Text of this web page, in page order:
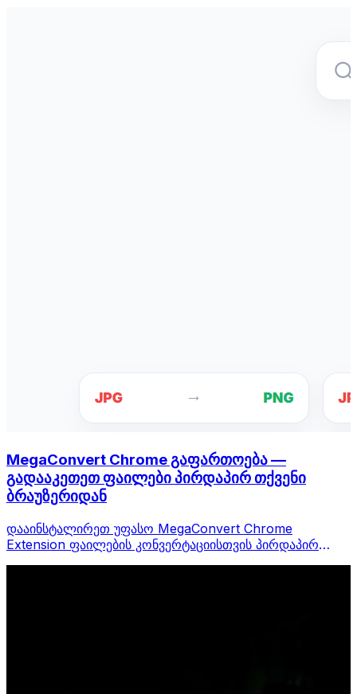
MegaConvert Chrome გაფართოება —
გადააკეთეთ ფაილები პირდაპირ თქვენი
ბრაუზერიდან
დააინსტალირეთ უფასო MegaConvert Chrome
Extension ფაილების კონვერტაციისთვის პირდაპირ